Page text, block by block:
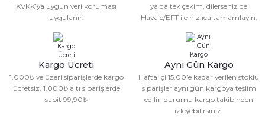
CKSPOR
Tek Cırtlı Tekmelik
149,99 TL
134,99 TL
KVKK’ya uygun veri koruması
uygulanır.
ya da tek çekim, dilerseniz de
Havale/EFT ile hızlıca tamamlayın.
Kargo Ücreti
1.000₺ ve üzeri siparişlerde kargo
ücretsiz. 1.000₺ altı siparişlerde
sabit 99,90₺
Aynı Gün Kargo
Hafta içi 15.00’e kadar verilen stoklu
siparişler aynı gün kargoya teslim
edilir; durumu kargo takibinden
izleyebilirsiniz.